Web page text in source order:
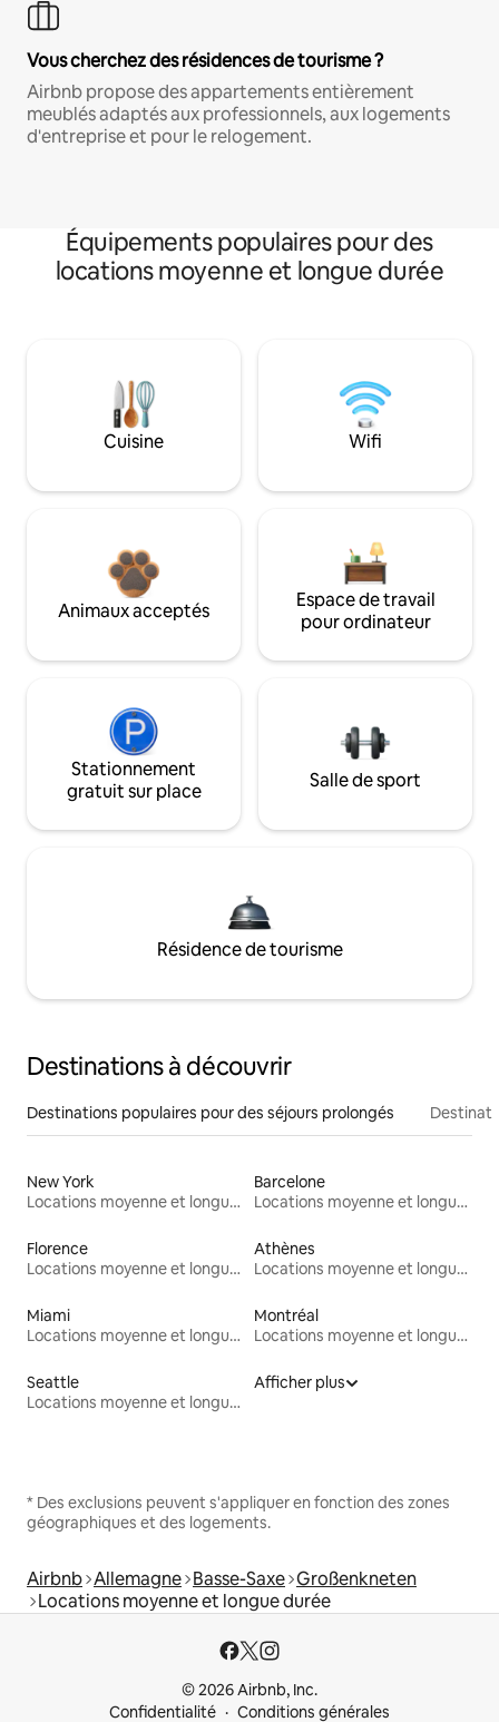
Vous cherchez des résidences de tourisme ?
Airbnb propose des appartements entièrement
meublés adaptés aux professionnels, aux logements
d'entreprise et pour le relogement.
Équipements populaires pour des
locations moyenne et longue durée
Cuisine Wifi
Animaux acceptés
Espace de travail
pour ordinateur
Stationnement
gratuit sur place
Salle de sport
Résidence de tourisme
Destinations à découvrir
Destinations populaires pour des séjours prolongés
New York
Locations moyenne et longue durée
Barcelone
Locations moyenne et longue durée
Florence
Locations moyenne et longue durée
Athènes
Locations moyenne et longue durée
Miami
Locations moyenne et longue durée
Montréal
Locations moyenne et longue durée
Seattle
Locations moyenne et longue durée
Afficher plus
* Des exclusions peuvent s'appliquer en fonction des zones
géographiques et des logements.
Airbnb Allemagne Basse-Saxe Großenkneten
Locations moyenne et longue durée
© 2026 Airbnb, Inc.
Confidentialité
Conditions générales